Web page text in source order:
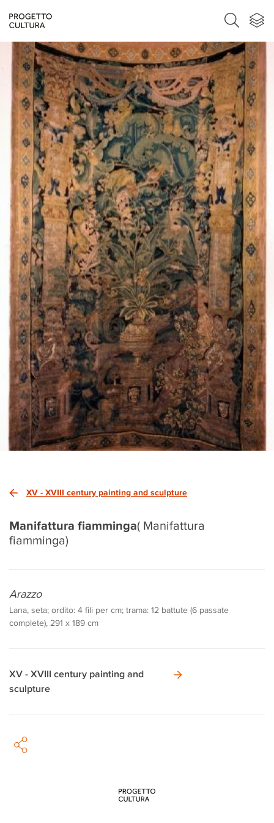
XV - XVIII century painting and sculpture
Manifattura fiamminga( Manifattura
fiamminga)
Arazzo
Lana, seta; ordito: 4 fili per cm; trama: 12 battute (6 passate
complete), 291 x 189 cm
XV - XVIII century painting and
sculpture